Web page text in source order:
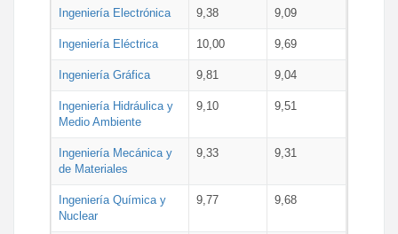
Ingeniería Electrónica 9,38 9,09
Ingeniería Eléctrica 10,00 9,69
Ingeniería Gráfica 9,81 9,04
Ingeniería Hidráulica y
Medio Ambiente
9,10 9,51
Ingeniería Mecánica y
de Materiales
9,33 9,31
Ingeniería Química y
Nuclear
9,77 9,68